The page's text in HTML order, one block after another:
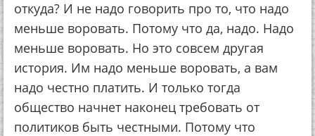
откуда? И не надо говорить про то, что надо
меньше воровать. Потому что да, надо. Надо
меньше воровать. Но это совсем другая
история. Им надо меньше воровать, а вам
надо честно платить. И только тогда
общество начнет наконец требовать от
политиков быть честными. Потому что